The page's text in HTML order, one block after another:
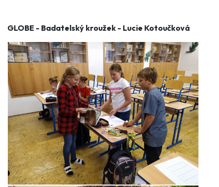
GLOBE - Badatelský kroužek - Lucie Kotoučková